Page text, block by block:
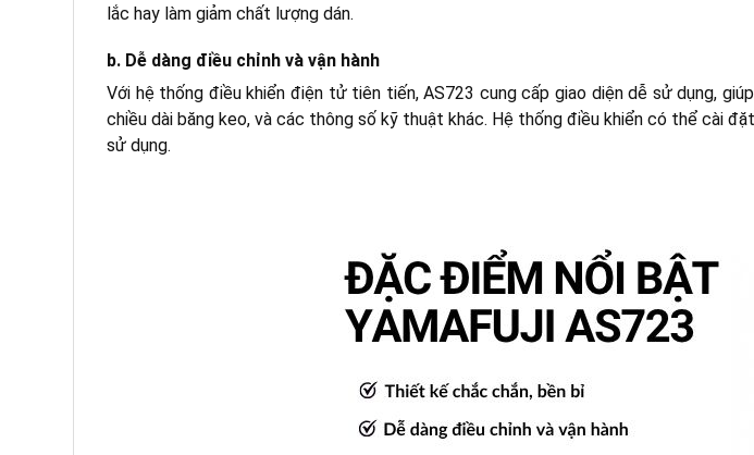
lắc hay làm giảm chất lượng dán.
b. Dễ dàng điều chỉnh và vận hành
Với hệ thống điều khiển điện tử tiên tiến, AS723 cung cấp giao diện dễ sử dụng,
chiều dài băng keo, và các thông số kỹ thuật khác. Hệ thống điều khiển có thể cài
sử dụng.